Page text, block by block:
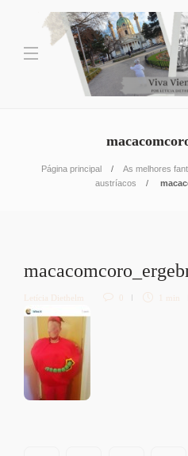
Página principal
As melhores
austríacos
Letícia Diethelm 0 1 min